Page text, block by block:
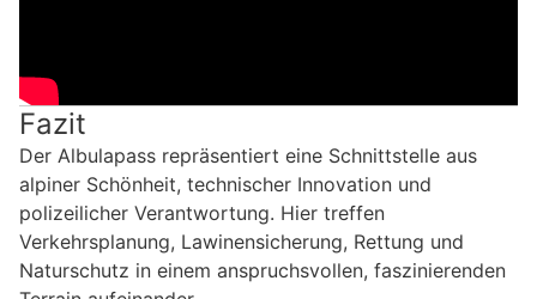
Fazit
Der Albulapass repräsentiert eine Schnittstelle aus
alpiner Schönheit, technischer Innovation und
polizeilicher Verantwortung. Hier treffen
Verkehrsplanung, Lawinensicherung, Rettung und
Naturschutz in einem anspruchsvollen, faszinierenden